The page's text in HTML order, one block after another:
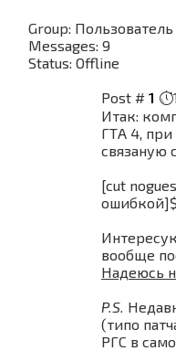
Group: Пользователь
Messages: 9
Status: Offline
Post # 1
Итак:
ГТА 4,
связаную с
[cut
вообще
Надеюсь
P.S.
(типо
РГС в